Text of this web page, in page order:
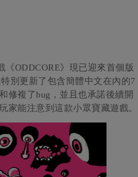
ODDCORE》現已迎來首個版
別更新了包含簡體中文在內的7
修複了bug，並且也承諾後續開
家能注意到這款小眾寶藏遊戲。